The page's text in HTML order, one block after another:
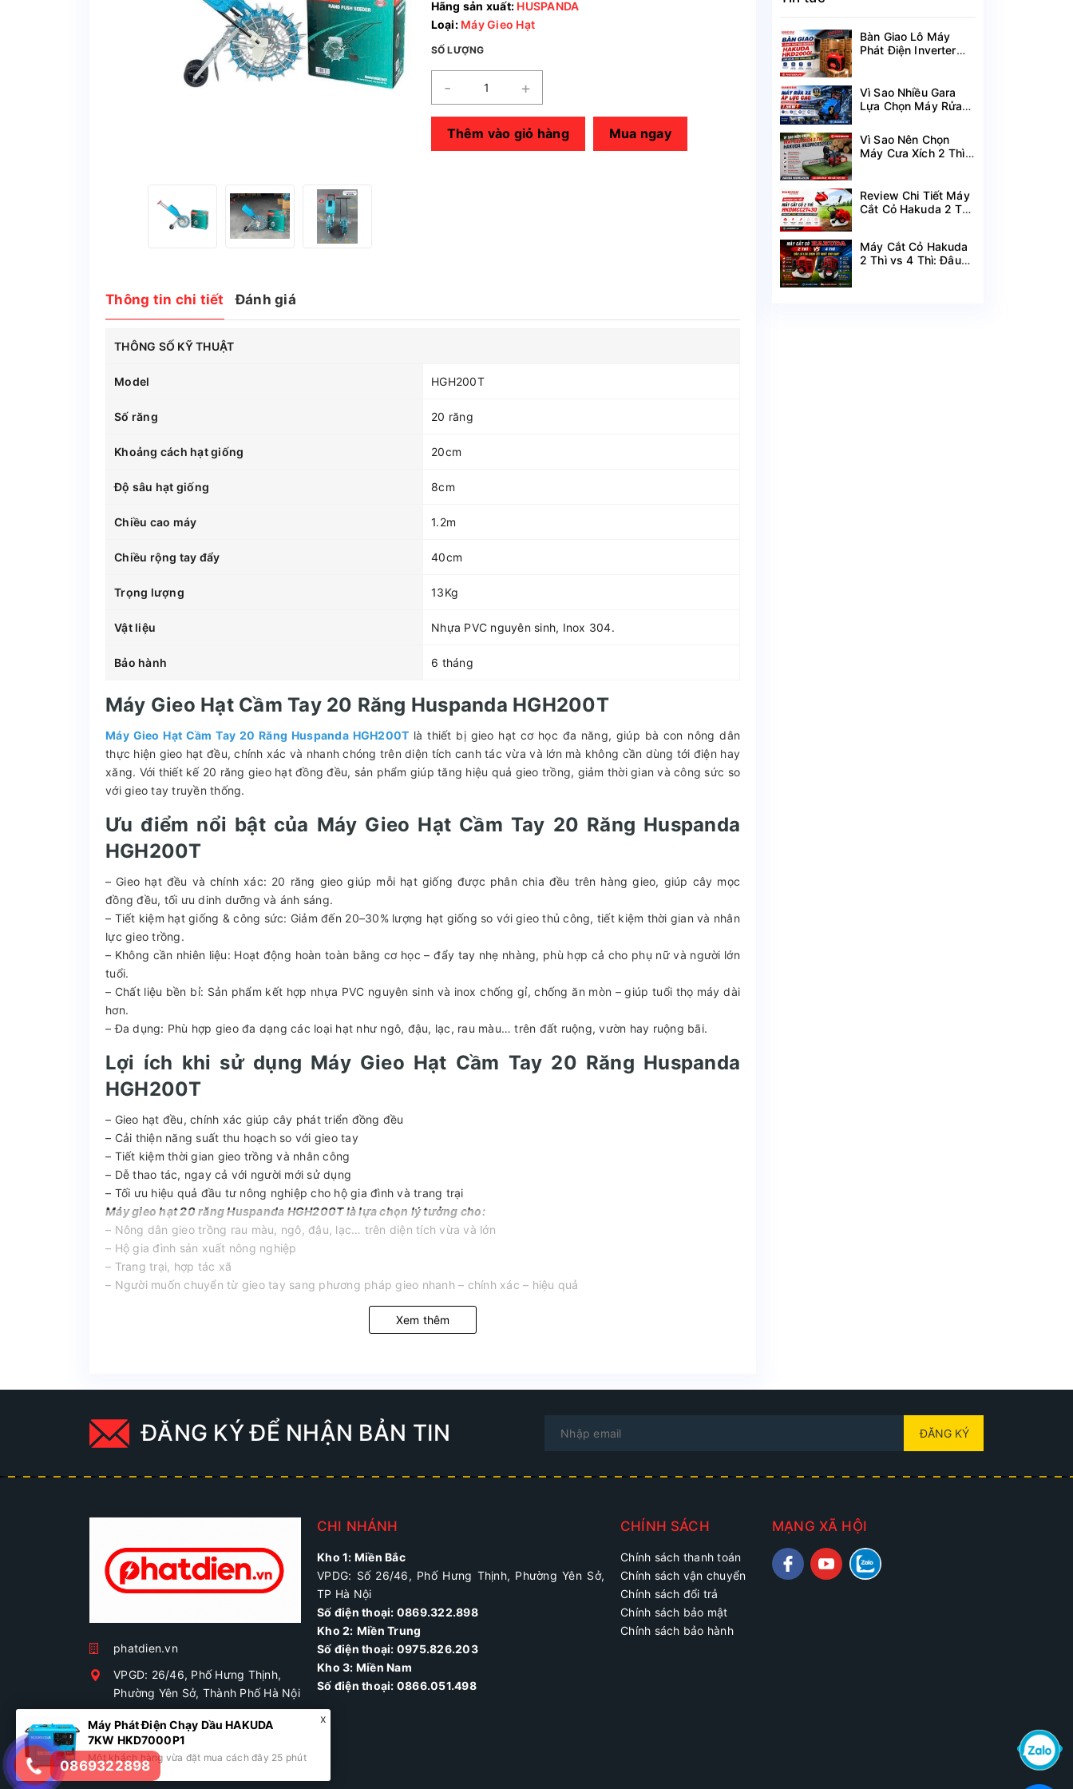
Hãng sản xuất: HUSPANDA
Loại:Máy Gieo Hạt
SỐ LƯỢNG
- +
Thêm vào giỏ hàng Mua ngay
Thông tin chi tiết Đánh giá
THÔNG SỐ KỸ THUẬT
Model HGH200T
Số răng 20 răng
Khoảng cách hạt giống 20cm
Độ sâu hạt giống 8cm
Chiều cao máy 1.2m
Chiều rộng tay đẩy 40cm
Trọng lượng 13Kg
Vật liệu Nhựa PVC nguyên sinh, Inox 304.
Bảo hành 6 tháng
Máy Gieo Hạt Cầm Tay 20 Răng Huspanda HGH200T
Máy Gieo Hạt Cầm Tay 20 Răng Huspanda HGH200T là thiết bị gieo hạt cơ học đa năng, giúp bà con nông dân
thực hiện gieo hạt đều, chính xác và nhanh chóng trên diện tích canh tác vừa và lớn mà không cần dùng tới điện hay
xăng. Với thiết kế 20 răng gieo hạt đồng đều, sản phẩm giúp tăng hiệu quả gieo trồng, giảm thời gian và công sức so
với gieo tay truyền thống.
Ưu điểm nổi bật của Máy Gieo Hạt Cầm Tay 20 Răng Huspanda
HGH200T
– Gieo hạt đều và chính xác: 20 răng gieo giúp mỗi hạt giống được phân chia đều trên hàng gieo, giúp cây mọc
đồng đều, tối ưu dinh dưỡng và ánh sáng.
– Tiết kiệm hạt giống & công sức: Giảm đến 20–30% lượng hạt giống so với gieo thủ công, tiết kiệm thời gian và nhân
lực gieo trồng.
– Không cần nhiên liệu: Hoạt động hoàn toàn bằng cơ học – đẩy tay nhẹ nhàng, phù hợp cả cho phụ nữ và người lớn
tuổi.
– Chất liệu bền bỉ: Sản phẩm kết hợp nhựa PVC nguyên sinh và inox chống gỉ, chống ăn mòn – giúp tuổi thọ máy dài
hơn.
– Đa dụng: Phù hợp gieo đa dạng các loại hạt như ngô, đậu, lạc, rau màu… trên đất ruộng, vườn hay ruộng bãi.
Lợi ích khi sử dụng Máy Gieo Hạt Cầm Tay 20 Răng Huspanda
HGH200T
– Gieo hạt đều, chính xác giúp cây phát triển đồng đều
– Cải thiện năng suất thu hoạch so với gieo tay
– Tiết kiệm thời gian gieo trồng và nhân công
– Dễ thao tác, ngay cả với người mới sử dụng
– Tối ưu hiệu quả đầu tư nông nghiệp cho hộ gia đình và trang trại
Máy gieo hạt 20 răng Huspanda HGH200T là lựa chọn lý tưởng cho:
– Nông dân gieo trồng rau màu, ngô, đậu, lạc… trên diện tích vừa và lớn
– Hộ gia đình sản xuất nông nghiệp
– Trang trại, hợp tác xã
– Người muốn chuyển từ gieo tay sang phương pháp gieo nhanh – chính xác – hiệu quả
Xem thêm
Bàn Giao Lô Máy
Phát Điện Inverter
Nắng Nóng
Vì Sao Nhiều Gara
Lựa Chọn Máy Rửa
MRXCAHKD7500?
Vì Sao Nên Chọn
Máy Cưa Xích 2 Thì
Review Chi Tiết Máy
Cắt Cỏ Hakuda 2 Thì
Máy Cắt Cỏ Hakuda
2 Thì vs 4 Thì: Đâu
ĐĂNG KÝ ĐỂ NHẬN BẢN TIN ĐĂNG KÝ
phatdien.vn
VPGD: 26/46, Phố Hưng Thịnh,
Phường Yên Sở, Thành Phố Hà Nội
0869322898
phatdien.vn@gmail.com
CHI NHÁNH
Kho 1: Miền Bắc
VPDG: Số 26/46, Phố Hưng Thịnh, Phường Yên Sở,
TP Hà Nội
Số điện thoại: 0869.322.898
Kho 2: Miền Trung
Số điện thoại: 0975.826.203
Kho 3: Miền Nam
Số điện thoại: 0866.051.498
CHÍNH SÁCH
Chính sách thanh toán
Chính sách vận chuyển
Chính sách đổi trả
Chính sách bảo mật
Chính sách bảo hành
MẠNG XÃ HỘI
0869322898